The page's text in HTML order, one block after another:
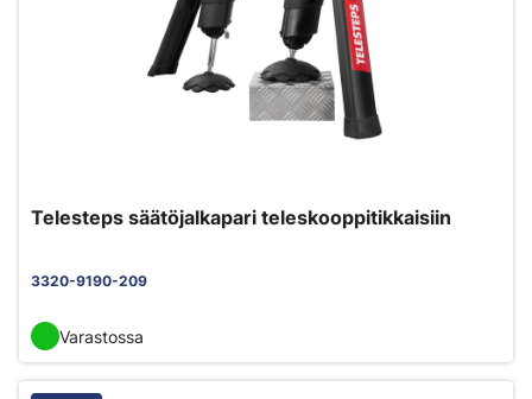
Telesteps säätöjalkapari teleskooppitikkaisiin
3320-9190-209
Varastossa